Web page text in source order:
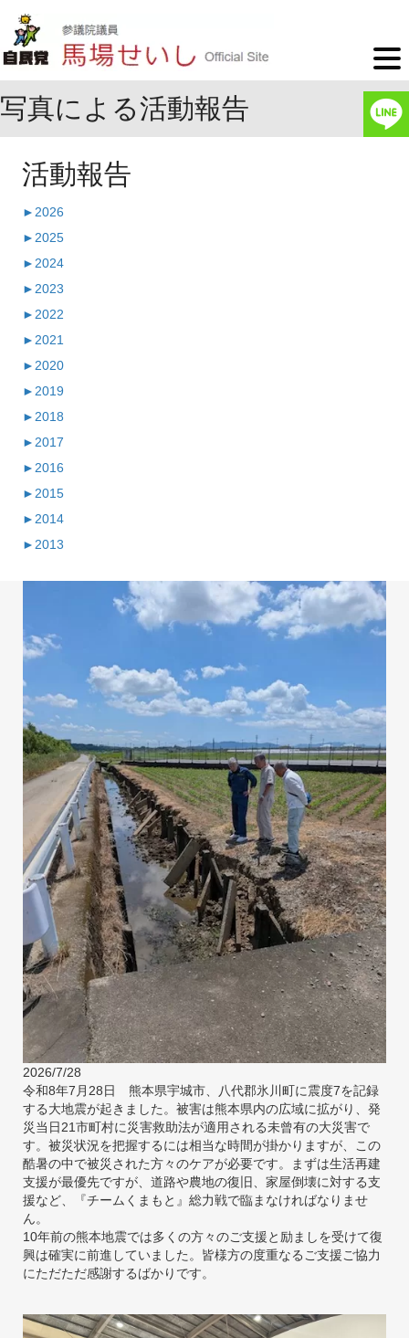
写真による活動報告
活動報告
► 2026
► 2025
► 2024
► 2023
► 2022
► 2021
► 2020
► 2019
► 2018
► 2017
► 2016
► 2015
► 2014
► 2013
2026/7/28
令和8年7月28日 熊本県宇城市、八代郡氷川町に震度7を記録
する大地震が起きました。被害は熊本県内の広域に拡がり、発
災当日21市町村に災害救助法が適用される未曾有の大災害で
す。被災状況を把握するには相当な時間が掛かりますが、この
酷暑の中で被災された方々のケアが必要です。まずは生活再建
支援が最優先ですが、道路や農地の復旧、家屋倒壊に対する支
援など、『チームくまもと』総力戦で臨まなければなりませ
ん。
10年前の熊本地震では多くの方々のご支援と励ましを受けて復
興は確実に前進していました。皆様方の度重なるご支援ご協力
にただただ感謝するばかりです。